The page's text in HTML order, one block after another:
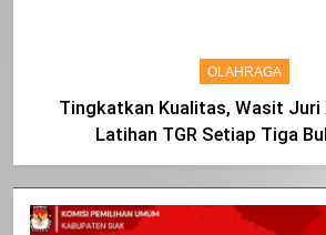
OLAHRAGA
Tingkatkan Kualitas, Wasit Juri
Latihan TGR Setiap Tiga